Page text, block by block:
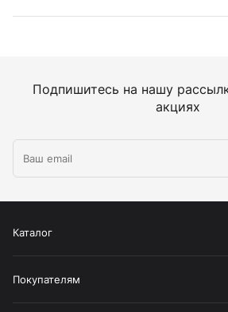
Подпишитесь на нашу
акциях
Каталог
Покупателям